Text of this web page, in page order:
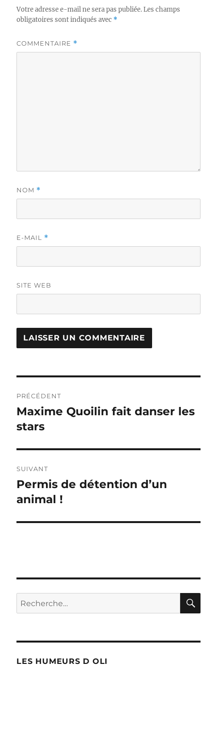
Votre adresse e-mail ne sera pas publiée. Les champs
obligatoires sont indiqués avec *
COMMENTAIRE *
NOM *
E-MAIL *
SITE WEB
de
l’article
PRÉCÉDENT
Publication
précédente :
Maxime Quoilin fait danser les
stars
SUIVANT
Publication
suivante :
Permis de détention d’un
animal !
Recherche
pour :
LES HUMEURS D OLI